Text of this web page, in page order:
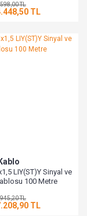
TL
TL
LIY(ST)Y Sinyal ve
100 Metre
TL
TL